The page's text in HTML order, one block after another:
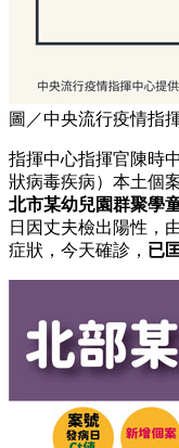
圖／中央流行疫情指
指揮中心指揮官陳時
狀病毒疾病）本土個
北市某幼兒園群聚學
日因丈夫檢出陽性，
症狀，今天確診， 已